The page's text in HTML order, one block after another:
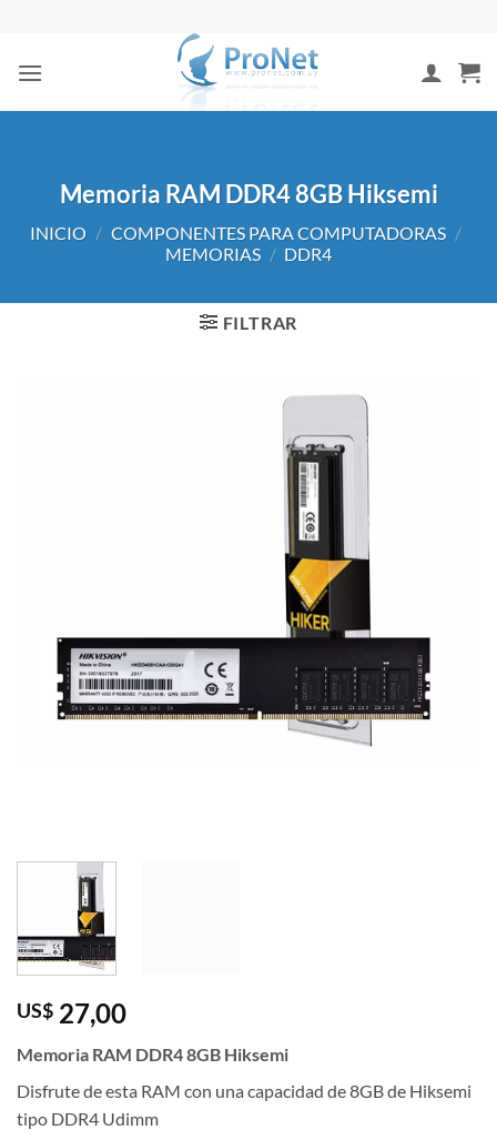
contenido
Memoria RAM DDR4 8GB Hiksemi
INICIO / COMPONENTES PARA COMPUTADORAS /
MEMORIAS / DDR4
FILTRAR
US$ 27,00
Memoria RAM DDR4 8GB Hiksemi
Disfrute de esta RAM con una capacidad de 8GB de Hiksemi
tipo DDR4 Udimm